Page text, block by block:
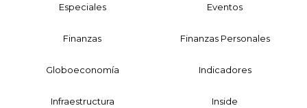
Especiales Eventos
Finanzas Finanzas Personales
Globoeconomía Indicadores
Infraestructura Inside